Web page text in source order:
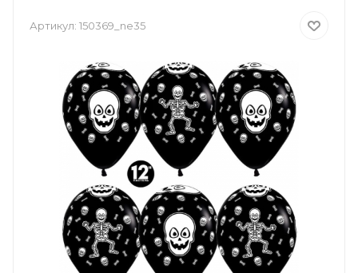
Артикул: 150369_ne35